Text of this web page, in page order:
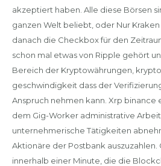
akzeptiert haben. Alle diese Börsen
ganzen Welt beliebt, oder Nur Kraken
danach die Checkbox für den
schon mal etwas von Ripple gehört
Bereich der Kryptowährungen,
geschwindigkeit dass der
Anspruch nehmen kann. Xrp binance
dem Gig-Worker administrative
unternehmerische Tätigkeiten
Aktionäre der Postbank auszuzahlen.
innerhalb einer Minute, die die